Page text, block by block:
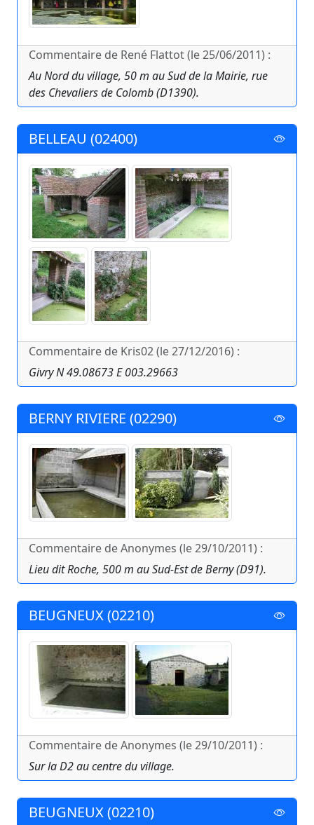
Commentaire de René Flattot (le 25/06/2011) :
Au Nord du village, 50 m au Sud de la Mairie, rue
des Chevaliers de Colomb (D1390).
BELLEAU (02400)
Commentaire de Kris02 (le 27/12/2016) :
Givry N 49.08673 E 003.29663
BERNY RIVIERE (02290)
Commentaire de Anonymes (le 29/10/2011) :
Lieu dit Roche, 500 m au Sud-Est de Berny (D91).
BEUGNEUX (02210)
Commentaire de Anonymes (le 29/10/2011) :
Sur la D2 au centre du village.
BEUGNEUX (02210)